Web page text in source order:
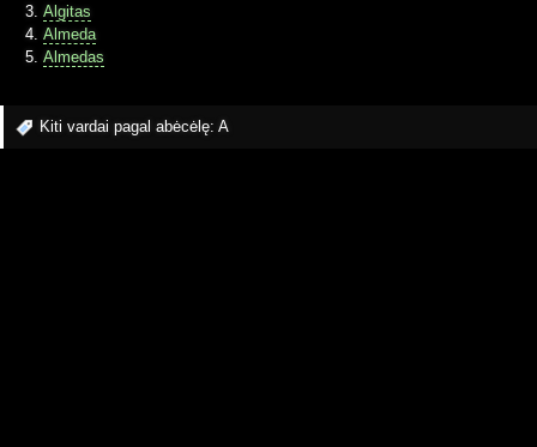
Algitas
Almeda
Almedas
Kiti vardai pagal abėcėlę: A